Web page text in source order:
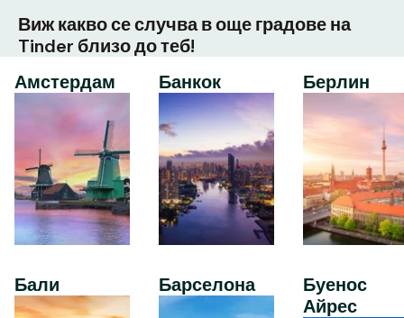
Виж какво се случва в още градове на
Tinder близо до теб!
Амстердам
Бали
Банкок
Барселона
Берлин
Буенос
Айрес